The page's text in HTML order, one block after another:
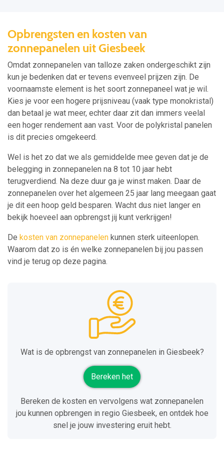
Opbrengsten en kosten van
zonnepanelen uit Giesbeek
Omdat zonnepanelen van talloze zaken ondergeschikt zijn
kun je bedenken dat er tevens evenveel prijzen zijn. De
voornaamste element is het soort zonnepaneel wat je wil.
Kies je voor een hogere prijsniveau (vaak type monokristal)
dan betaal je wat meer, echter daar zit dan immers veelal
een hoger rendement aan vast. Voor de polykristal panelen
is dit precies omgekeerd.
Wel is het zo dat we als gemiddelde mee geven dat je de
belegging in zonnepanelen na 8 tot 10 jaar hebt
terugverdiend. Na deze duur ga je winst maken. Daar de
zonnepanelen over het algemeen 25 jaar lang meegaan gaat
je dit een hoop geld besparen. Wacht dus niet langer en
bekijk hoeveel aan opbrengst jij kunt verkrijgen!
De kosten van zonnepanelen kunnen sterk uiteenlopen.
Waarom dat zo is én welke zonnepanelen bij jou passen
vind je terug op deze pagina.
Wat is de opbrengst van zonnepanelen in Giesbeek?
Bereken het
Bereken de kosten en vervolgens wat zonnepanelen
jou kunnen opbrengen in regio Giesbeek, en ontdek hoe
snel je jouw investering eruit hebt.